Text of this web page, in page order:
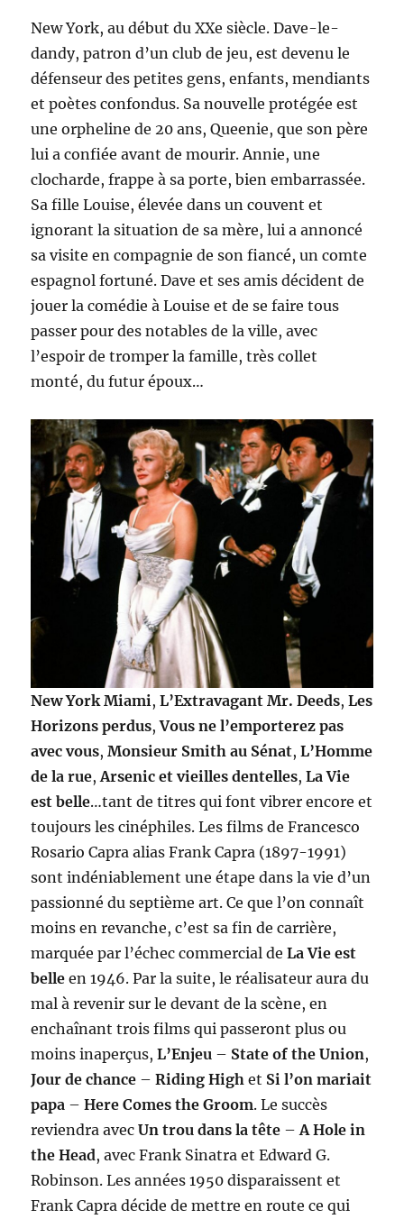
New York, au début du XXe siècle. Dave-le-
dandy, patron d’un club de jeu, est devenu le
défenseur des petites gens, enfants, mendiants
et poètes confondus. Sa nouvelle protégée est
une orpheline de 20 ans, Queenie, que son père
lui a confiée avant de mourir. Annie, une
clocharde, frappe à sa porte, bien embarrassée.
Sa fille Louise, élevée dans un couvent et
ignorant la situation de sa mère, lui a annoncé
sa visite en compagnie de son fiancé, un comte
espagnol fortuné. Dave et ses amis décident de
jouer la comédie à Louise et de se faire tous
passer pour des notables de la ville, avec
l’espoir de tromper la famille, très collet
monté, du futur époux…
New York Miami ,L’Extravagant Mr. Deeds,Les
Horizons perdus,Vous ne l’emporterez pas
avec vous,Monsieur Smith au Sénat,L’Homme
de la rue,Arsenic et vieilles dentelles,La Vie
est belle…tant de titres qui font vibrer encore et
toujours les cinéphiles. Les films de Francesco
Rosario Capra alias Frank Capra (1897-1991)
sont indéniablement une étape dans la vie d’un
passionné du septième art. Ce que l’on connaît
moins en revanche, c’est sa fin de carrière,
marquée par l’échec commercial deLa Vie est
belleen 1946. Par la suite, le réalisateur aura du
mal à revenir sur le devant de la scène, en
enchaînant trois films qui passeront plus ou
moins inaperçus,L’Enjeu – State of the Union,
Jour de chance –Riding Highet Si l’on mariait
papa –Here Comes the Groom. Le succès
reviendra avecUn trou dans la tête –A Hole in
the Head, avec Frank Sinatra et Edward G.
Robinson. Les années 1950 disparaissent et
Frank Capra décide de mettre en route ce qui